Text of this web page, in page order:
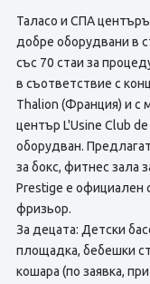
Таласо и СПА
добре оборудвани в
със 70 стаи за
в съответствие с
Thalion (Франция) и с
център L'Usine Club
оборудван.
за бокс, фитнес зала
Prestige е официален
фризьор.
За децата: Детски
площадка, бебешки
кошара (по заявка,